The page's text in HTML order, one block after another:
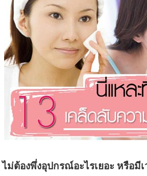
ไม่ต้องพึ่งอุปกรณ์อะไรเยอะ หรือมี